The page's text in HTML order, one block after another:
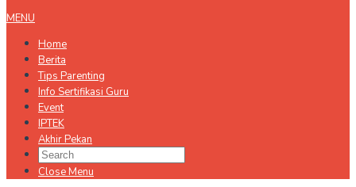
MENU
Home
Berita
Tips Parenting
Info Sertifikasi Guru
Event
IPTEK
Akhir Pekan
Close Menu